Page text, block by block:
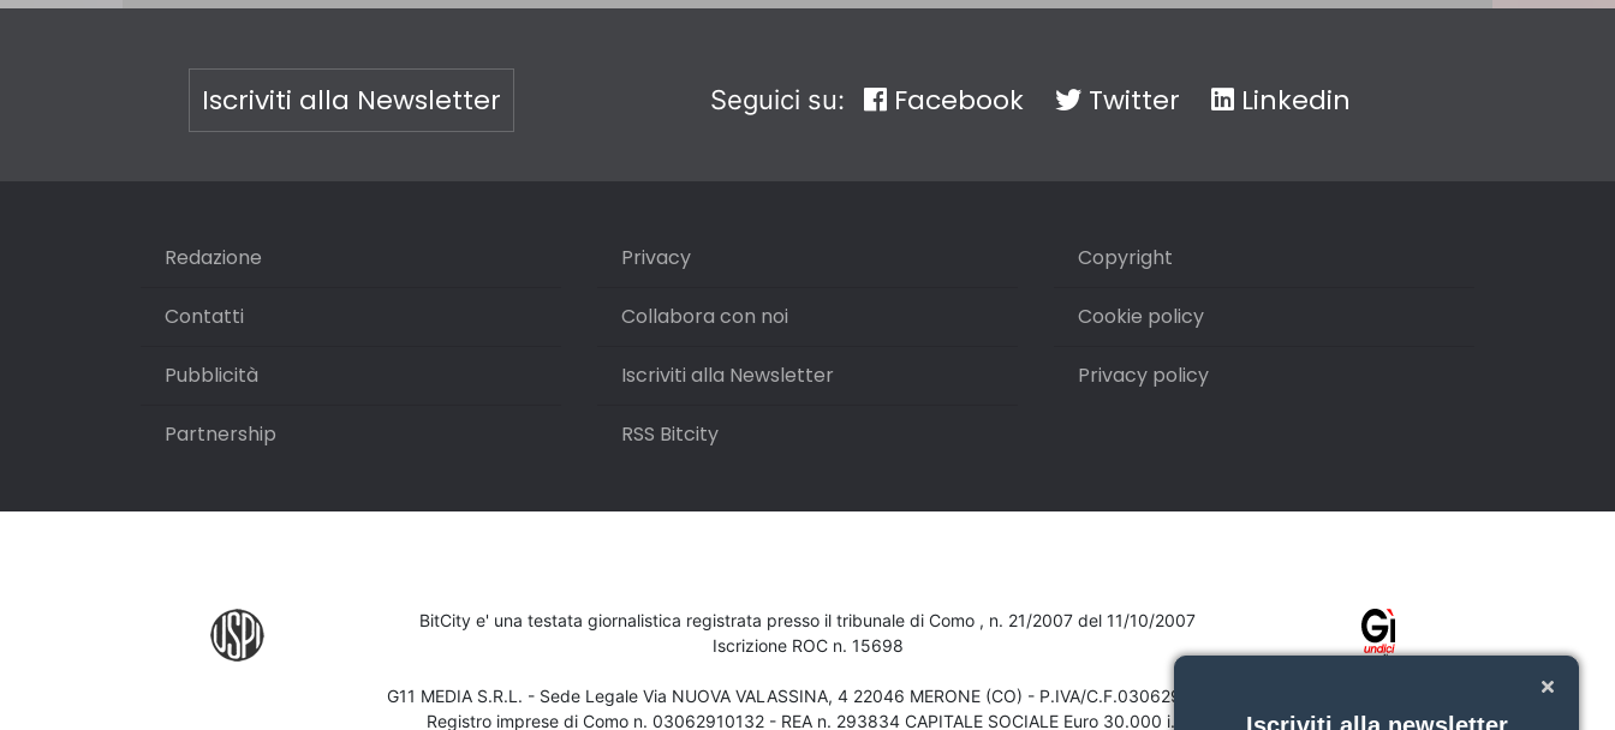
Iscriviti alla Newsletter Seguici su: Facebook Twitter Linkedin
Redazione
Contatti
Pubblicità
Partnership
Privacy
Collabora con noi
Iscriviti alla Newsletter
RSS Bitcity
Copyright
Cookie policy
Privacy policy
BitCity e' una testata giornalistica registrata presso il tribunale di Como , n. 21/2007 del 11/10/2007
Iscrizione ROC n. 15698
G11 MEDIA S.R.L. - Sede Legale Via NUOVA VALASSINA, 4 22046 MERONE (CO) - P.IVA/C.F.03062910132
Registro imprese di Como n. 03062910132 - REA n. 293834 CAPITALE SOCIALE Euro 30.000 i.v.